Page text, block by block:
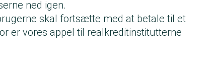
ned igen.
skal fortsætte med at betale til et
er vores appel til realkreditinstitutterne